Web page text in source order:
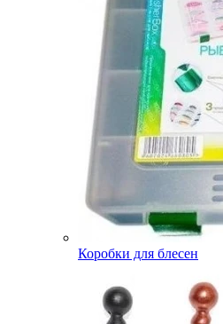
Коробки для блесен